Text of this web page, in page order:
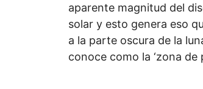
aparente magnitud del
solar y esto genera eso
a la parte oscura de la
conoce como la ‘zona de